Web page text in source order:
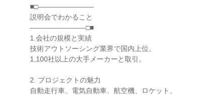
■□――――――――
説明会でわかること
――――――――□■
1.会社の規模と実績
技術アウトソーシング業界で国内上位。
1,100社以上の大手メーカーと取引。
2. プロジェクトの魅力
自動走行車、電気自動車、航空機、ロケット、